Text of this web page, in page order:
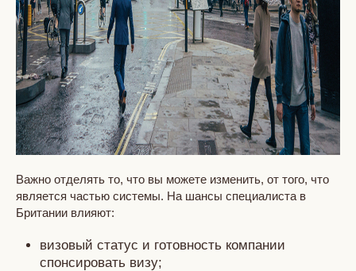
Важно отделять то, что вы можете изменить, от того, что
является частью системы. На шансы специалиста в
Британии влияют:
визовый статус и готовность компании
спонсировать визу;